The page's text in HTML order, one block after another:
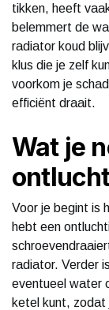
tikken, heeft
belemmert de
radiator koud
klus die je zelf
voorkom je
efficiënt draait.
Wat je
Voor je begint is
hebt een
radiator. Verder
eventueel water
ketel kunt, zodat